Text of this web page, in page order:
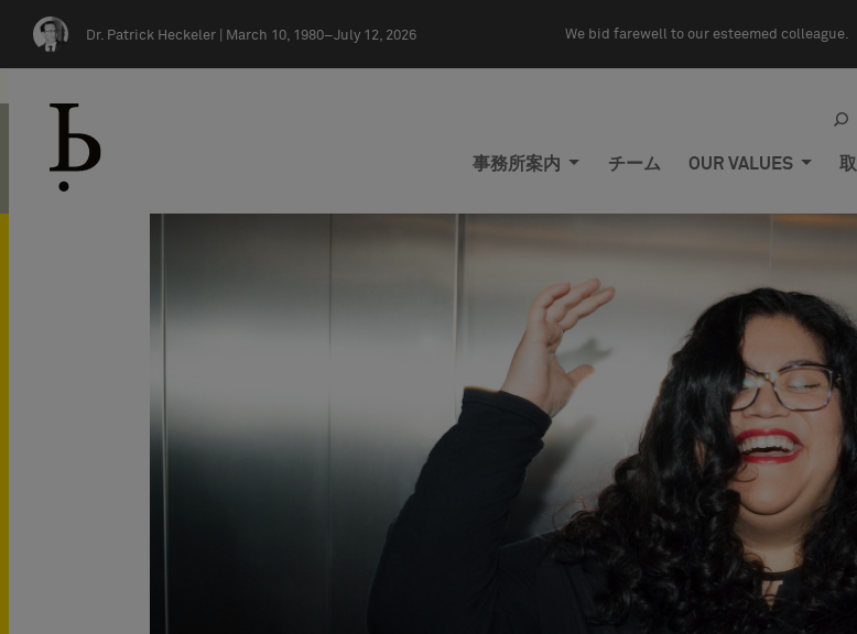
Dr. Patrick Heckeler | March 10, 1980–July 12, 2026 We bid farewell to our esteemed colleague.
事務所案内 チーム OUR VALUES